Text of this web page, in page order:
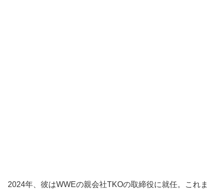
2024年、彼はWWEの親会社TKOの取締役に就任。これま